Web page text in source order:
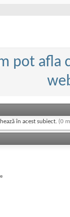
pot afla
în acest subiect. (0